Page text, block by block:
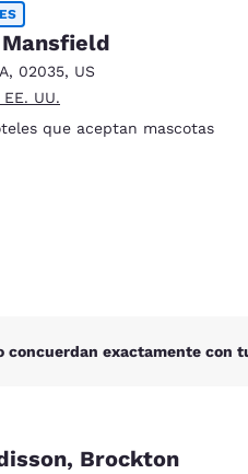
Español
, 02035, US
UU.
que aceptan mascotas
9 reseñas
exactamente con
Brockton